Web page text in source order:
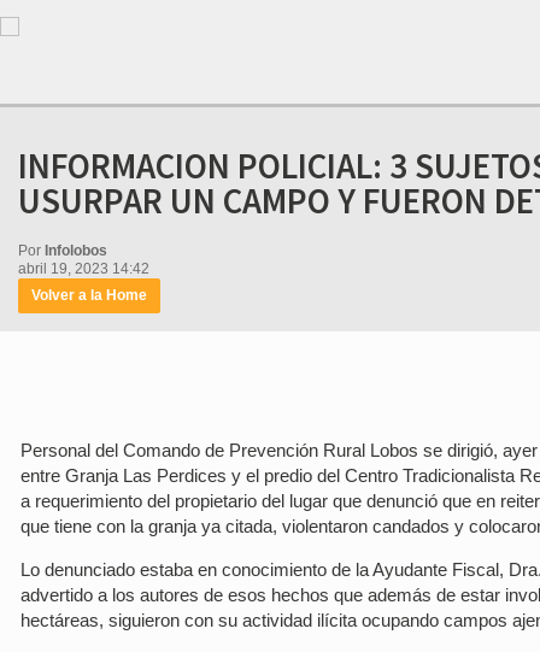
INFORMACION POLICIAL: 3
USURPAR UN CAMPO Y FUERON
Por Infolobos
abril 19, 2023 14:42
Volver a la Home
Personal del Comando de Prevención Rural Lobos se dirigió,
entre Granja Las Perdices y el predio del Centro Tradicionalista
a requerimiento del propietario del lugar que denunció que en
que tiene con la granja ya citada, violentaron candados y
Lo denunciado estaba en conocimiento de la Ayudante Fiscal,
advertido a los autores de esos hechos que además de estar
hectáreas, siguieron con su actividad ilícita ocupando campos